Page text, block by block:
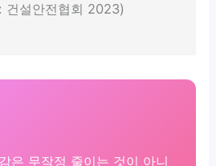
건설안전협회 2023)
은 무작정 줄이는 것이 아니